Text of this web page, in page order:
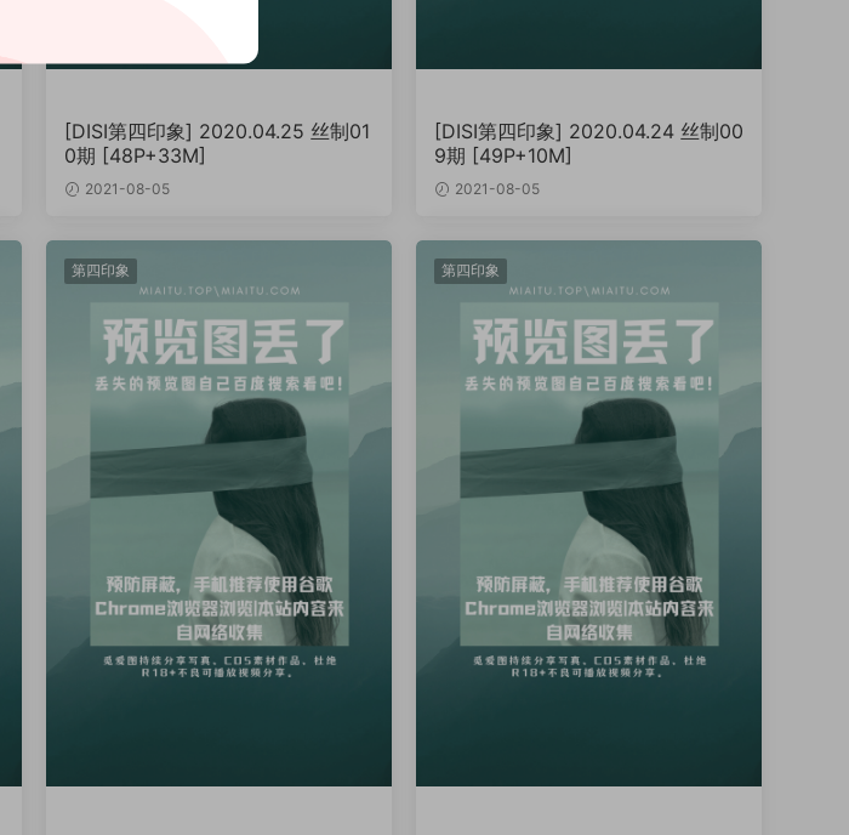
[DISI第四印象] 2020.04.25 丝制01
0期 [48P+33M]
2021-08-05
[DISI第四印象] 2020.04.24 丝制00
9期 [49P+10M]
2021-08-05
第四印象 第四印象